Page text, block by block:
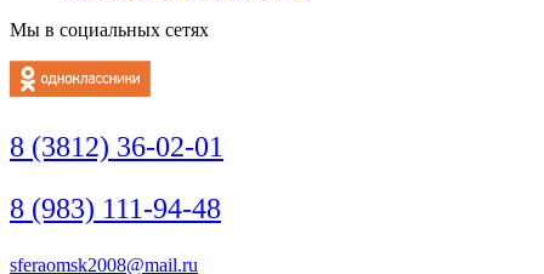
Мы в социальных сетях
8 (3812) 36-02-01
8 (983) 111-94-48
sferaomsk2008@mail.ru